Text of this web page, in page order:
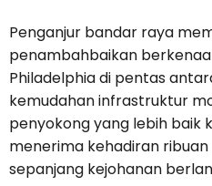
Penganjur bandar raya
penambahbaikan
Philadelphia di pentas
kemudahan infrastruktur
penyokong yang lebih baik
menerima kehadiran
sepanjang kejohanan